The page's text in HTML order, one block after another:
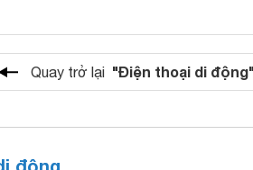
Quay trở lại "Điện thoại di động"
động